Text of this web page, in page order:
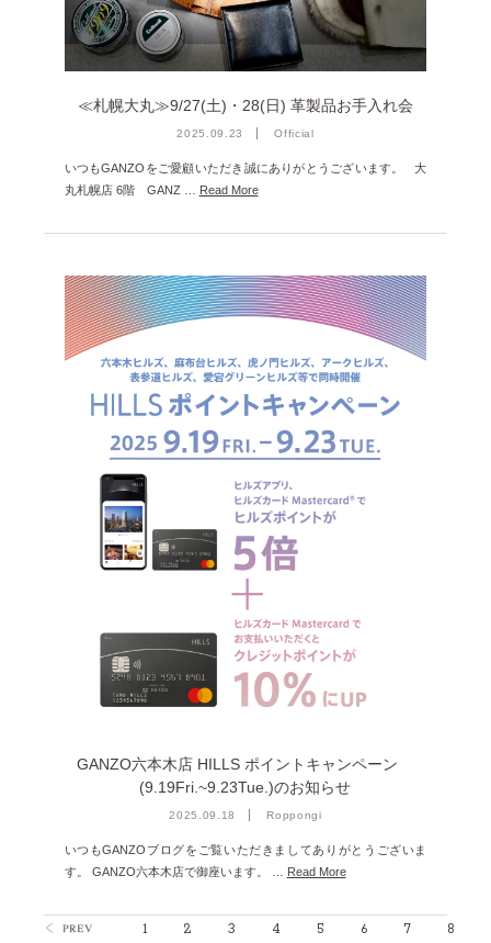
≪札幌大丸≫9/27(土)・28(日) 革製品お手入れ会
2025.09.23 Official
いつもGANZOをご愛顧いただき誠にありがとうございます。 大
丸札幌店 6階 GANZ …
Read More
GANZO六本木店 HILLS ポイントキャンペーン
(9.19Fri.~9.23Tue.)のお知らせ
2025.09.18 Roppongi
いつもGANZOブログをご覧いただきましてありがとうございま
す。 GANZO六本木店で御座います。 …
Read More
1 2 3 4 5 6 7
8